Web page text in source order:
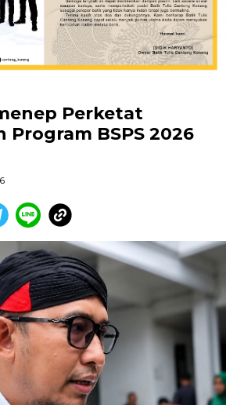
Perketat
Program BSPS 2026